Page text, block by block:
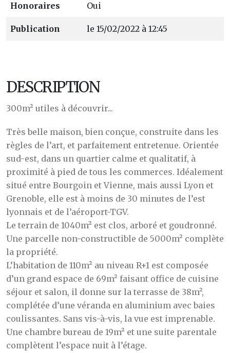
Honoraires Oui
Publication le 15/02/2022 à 12:45
DESCRIPTION
300m² utiles à découvrir...
Très belle maison, bien conçue, construite dans les
règles de l’art, et parfaitement entretenue. Orientée
sud-est, dans un quartier calme et qualitatif, à
proximité à pied de tous les commerces. Idéalement
situé entre Bourgoin et Vienne, mais aussi Lyon et
Grenoble, elle est à moins de 30 minutes de l’est
lyonnais et de l’aéroport-TGV.
Le terrain de 1040m² est clos, arboré et goudronné.
Une parcelle non-constructible de 5000m² complète
la propriété.
L’habitation de 110m² au niveau R+1 est composée
d’un grand espace de 69m² faisant office de cuisine
séjour et salon, il donne sur la terrasse de 38m²,
complétée d’une véranda en aluminium avec baies
coulissantes. Sans vis-à-vis, la vue est imprenable.
Une chambre bureau de 19m² et une suite parentale
complètent l’espace nuit à l’étage.